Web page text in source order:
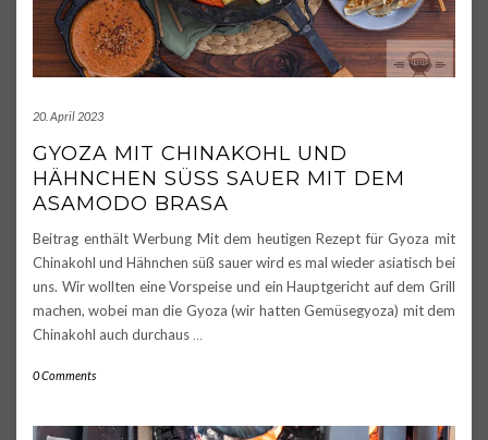
20. April 2023
GYOZA MIT CHINAKOHL UND
HÄHNCHEN SÜSS SAUER MIT DEM A
SAMODO BRASA
Beitrag enthält Werbung Mit dem heutigen Rezept für Gyoza mit
Chinakohl und Hähnchen süß sauer wird es mal wieder asiatisch bei
uns. Wir wollten eine Vorspeise und ein Hauptgericht auf dem Grill
machen, wobei man die Gyoza (wir hatten Gemüsegyoza) mit dem
Chinakohl auch durchaus …
0 Comments